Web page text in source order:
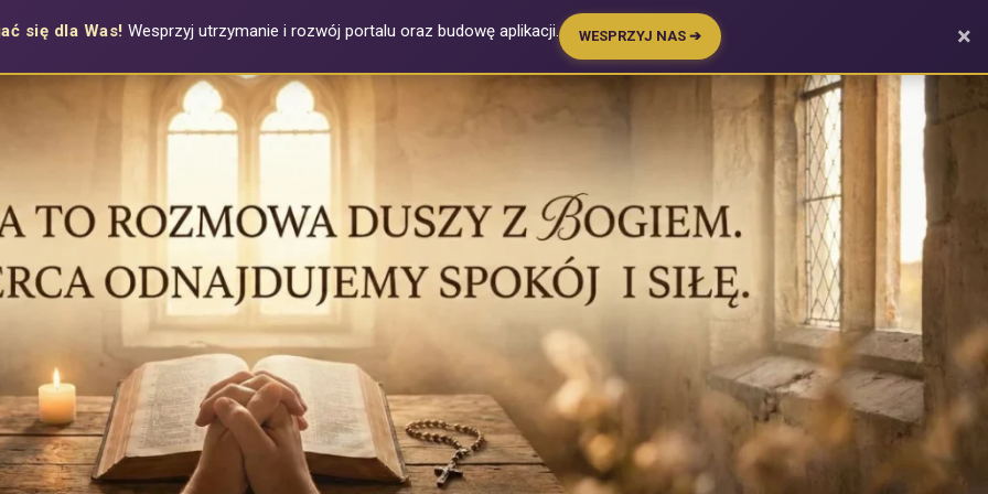
się dla Was! Wesprzyj utrzymanie i rozwój portalu oraz budowę aplikacji. WESPRZYJ NAS ➔ ×